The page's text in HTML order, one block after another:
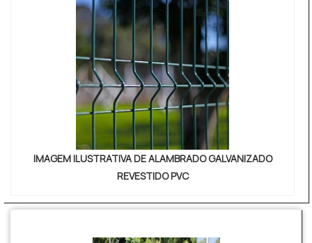
IMAGEM ILUSTRATIVA DE ALAMBRADO GALVANIZADO
REVESTIDO PVC